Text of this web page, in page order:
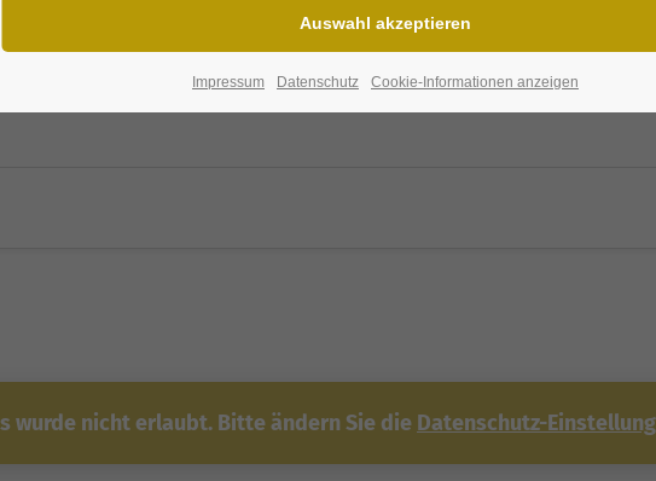
wurde nicht erlaubt. Bitte ändern Sie die Datenschutz-
Impressum Datenschutz Cookie-Informationen anzeigen